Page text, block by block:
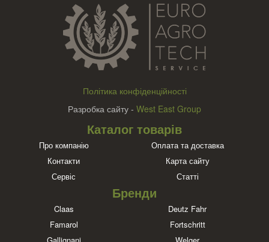
Політика конфіденційності
Разробка сайту - West East Group
Каталог товарів
Про компанію
Оплата та доставка
Контакти
Карта сайту
Сервіс
Статті
Бренди
Claas
Deutz Fahr
Famarol
Fortschritt